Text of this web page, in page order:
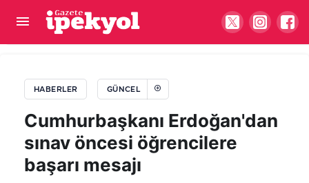
HABERLER GÜNCEL
Cumhurbaşkanı Erdoğan'dan
sınav öncesi öğrencilere
başarı mesajı
Urfa’da polis ve spor akademisi hayali olanlar